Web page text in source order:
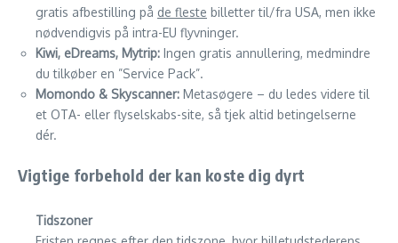
gratis afbestilling på de fleste billetter til/fra USA, men ikke
nødvendigvis på intra-EU flyvninger.
Kiwi, eDreams, Mytrip: Ingen gratis annullering, medmindre
du tilkøber en ”Service Pack”.
Momondo & Skyscanner: Metasøgere – du ledes videre til
et OTA- eller flyselskabs-site, så tjek altid betingelserne
dér.
Vigtige forbehold der kan koste dig dyrt
Tidszoner